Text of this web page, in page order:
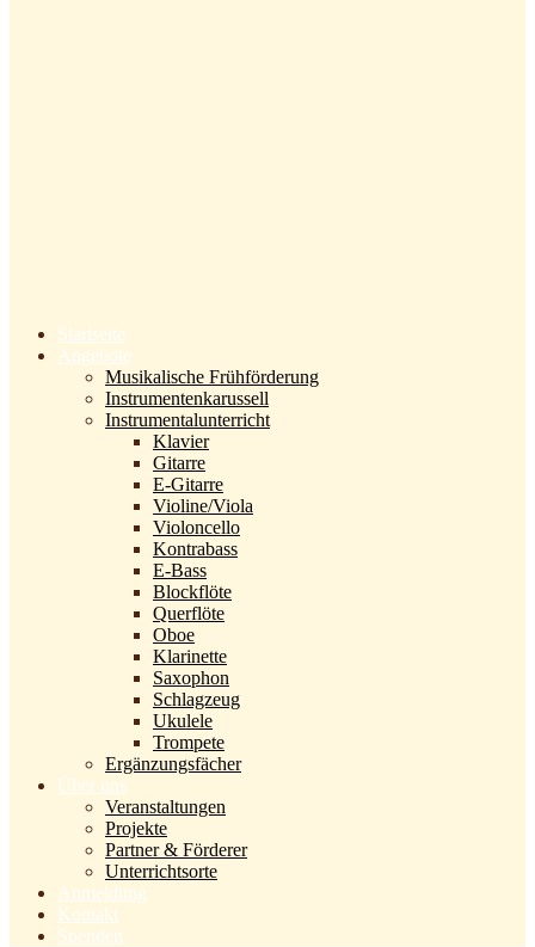
Startseite
Angebote
Musikalische Frühförderung
Instrumentenkarussell
Instrumentalunterricht
Klavier
Gitarre
E-Gitarre
Violine/Viola
Violoncello
Kontrabass
E-Bass
Blockflöte
Querflöte
Oboe
Klarinette
Saxophon
Schlagzeug
Ukulele
Trompete
Ergänzungsfächer
Über uns
Veranstaltungen
Projekte
Partner & Förderer
Unterrichtsorte
Anmeldung
Kontakt
Spenden